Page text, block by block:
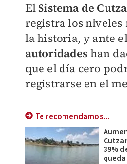
El Sistema de
registra los niveles
la historia, y ante
autoridades han
que el día cero
registrarse en el
Te recomendamos...
39%